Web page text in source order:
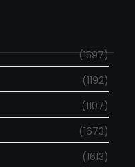
(1597)
(1192)
(1107)
(1673)
(1613)